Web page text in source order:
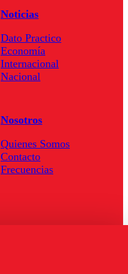
Noticias
Dato Practico
Economía
Internacional
Nacional
Nosotros
Quienes Somos
Contacto
Frecuencias